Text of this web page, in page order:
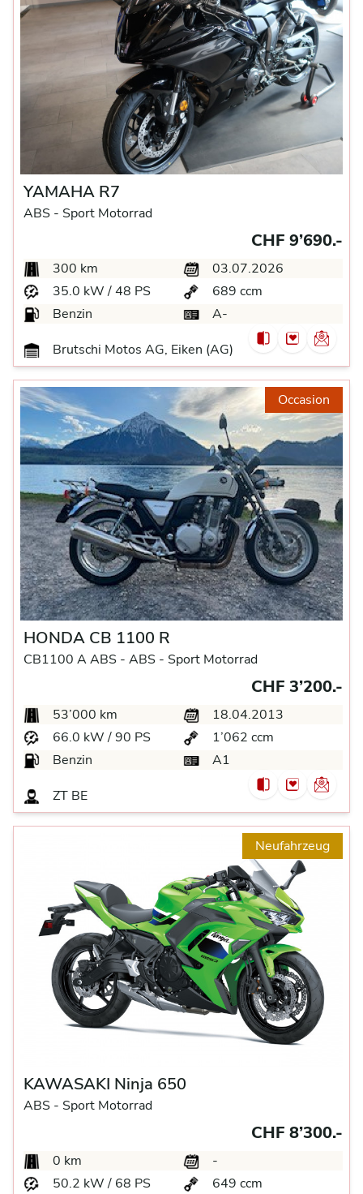
YAMAHA R7
ABS - Sport Motorrad
CHF 9’690.-
300 km
03.07.2026
35.0 kW / 48 PS
689 ccm
Benzin
A-
Brutschi Motos AG, Eiken (AG)
Occasion
HONDA CB 1100 R
CB1100 A ABS - ABS - Sport Motorrad
CHF 3’200.-
53’000 km
18.04.2013
66.0 kW / 90 PS
1’062 ccm
Benzin
A1
ZT BE
Neufahrzeug
KAWASAKI Ninja 650
ABS - Sport Motorrad
CHF 8’300.-
0 km
-
50.2 kW / 68 PS
649 ccm